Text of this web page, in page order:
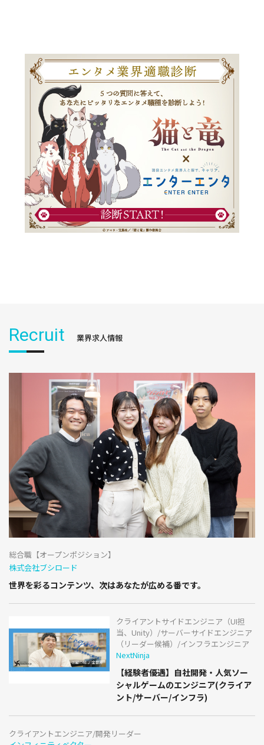
Recruit 業界求人情報
総合職【オープンポジション】
株式会社ブシロード
世界を彩るコンテンツ、次はあなたが広める番です。
クライアントサイドエンジニア（UI担
当、Unity）/サーバーサイドエンジニア
（リーダー候補）/インフラエンジニア
NextNinja
【経験者優遇】自社開発・人気ソー
シャルゲームのエンジニア(クライア
ント/サーバー/インフラ)
クライアントエンジニア/開発リーダー